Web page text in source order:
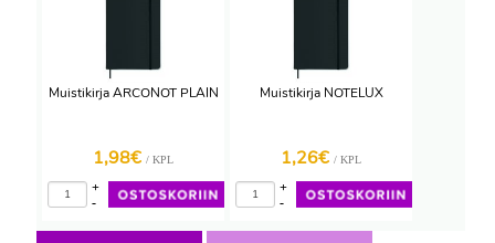
Muistikirja ARCONOT PLAIN
1,98€ / KPL
-
+
Muistikirja NOTELUX
1,26€ / KPL
-
+